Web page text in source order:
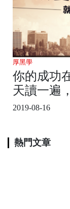
厚黑學
你的成功
天讀一遍
2019-08-16
熱門文章